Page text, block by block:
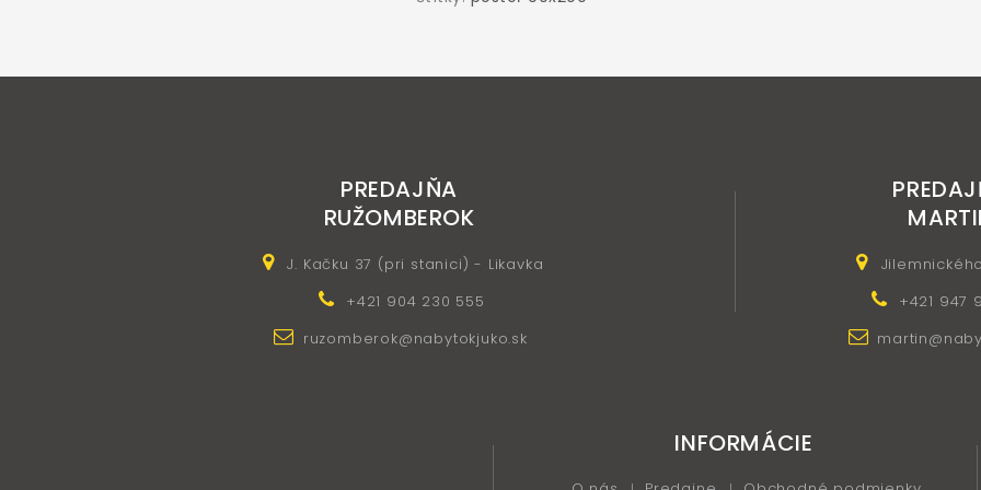
PREDAJŇA
RUŽOMBEROK
J. Kačku 37 (pri stanici) - Likavka
+421 904 230 555
ruzomberok@nabytokjuko.sk
+421 947
INFORMÁCIE